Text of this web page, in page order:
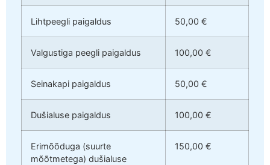
Lihtpeegli paigaldus 50,00 €
Valgustiga peegli paigaldus 100,00 €
Seinakapi paigaldus 50,00 €
Dušialuse paigaldus 100,00 €
Erimõõduga (suurte
mõõtmetega) dušialuse
150,00 €